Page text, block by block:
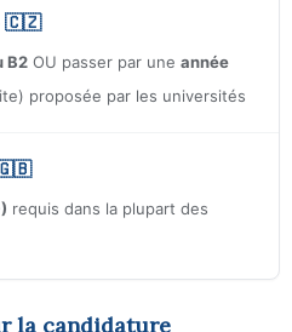
🇨🇿
B2 OU passer par une année
proposée par les universités
🇬🇧
requis dans la plupart des
la candidature